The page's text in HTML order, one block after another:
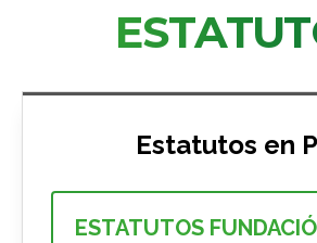
Estatutos en
ESTATUTOS